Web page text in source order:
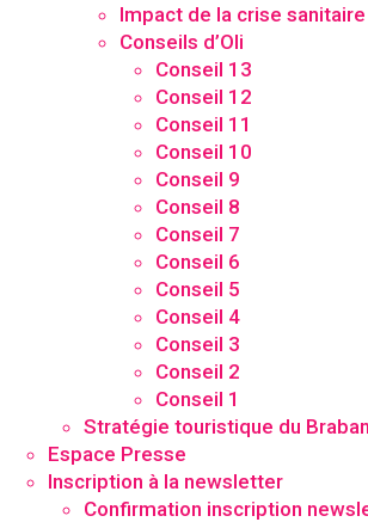
Impact de la crise sanitaire
Conseils d’Oli
Conseil 13
Conseil 12
Conseil 11
Conseil 10
Conseil 9
Conseil 8
Conseil 7
Conseil 6
Conseil 5
Conseil 4
Conseil 3
Conseil 2
Conseil 1
Stratégie touristique du
Espace Presse
Inscription à la newsletter
Confirmation inscription